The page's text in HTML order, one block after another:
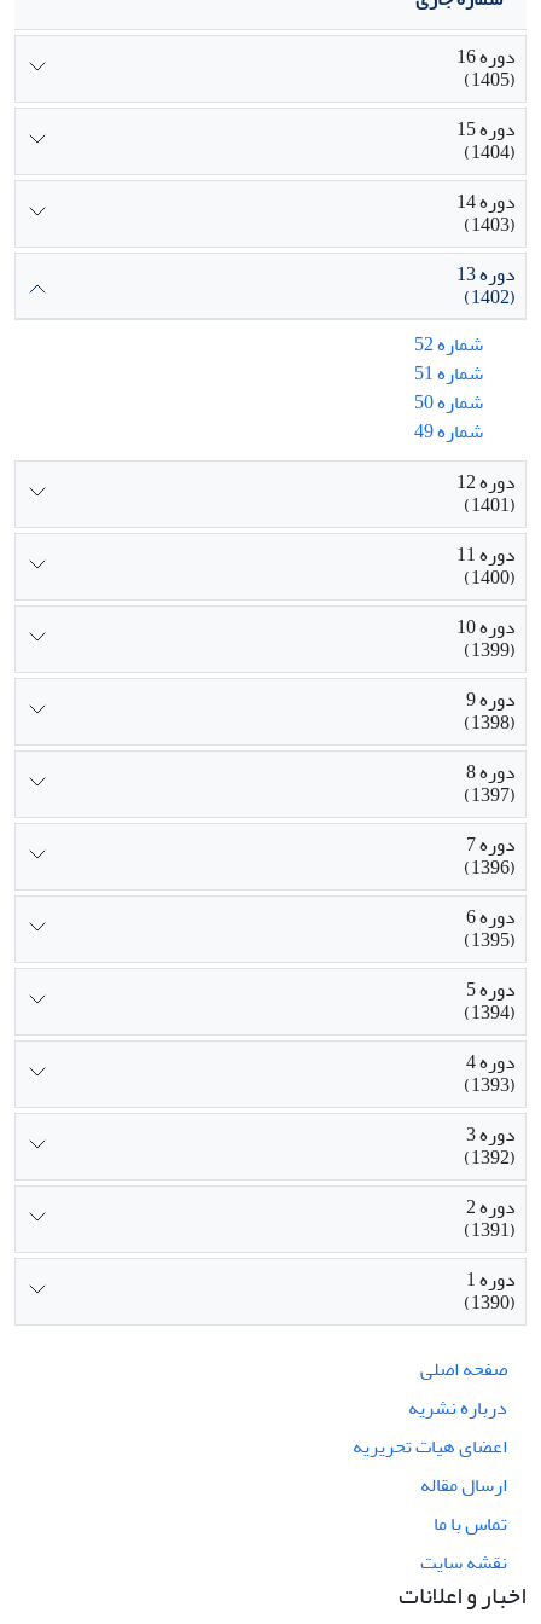
دوره 16
(1405)
دوره 15
(1404)
دوره 14
(1403)
دوره 13
(1402)
شماره 52
شماره 51
شماره 50
شماره 49
دوره 12
(1401)
دوره 11
(1400)
دوره 10
(1399)
دوره 9
(1398)
دوره 8
(1397)
دوره 7
(1396)
دوره 6
(1395)
دوره 5
(1394)
دوره 4
(1393)
دوره 3
(1392)
دوره 2
(1391)
دوره 1
(1390)
صفحه اصلی
درباره نشریه
اعضای هیات تحریریه
ارسال مقاله
تماس با ما
نقشه سایت
اخبار و اعلانات